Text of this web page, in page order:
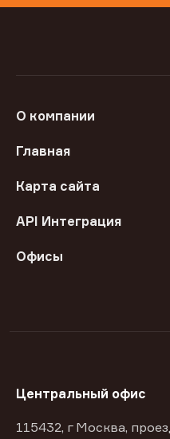
О компании
Главная
Карта сайта
API Интеграция
Офисы
Центральный офис
115432, г Москва,